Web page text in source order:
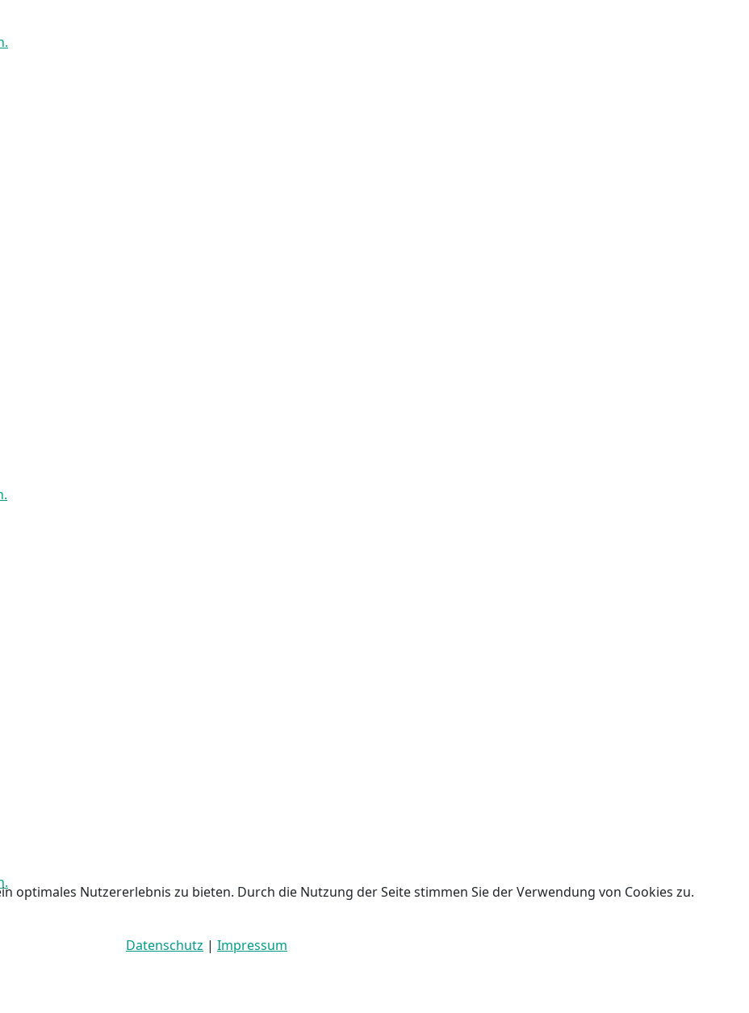
optimales Nutzererlebnis zu bieten. Durch die Nutzung der Seite stimmen Sie der Verwendung von Cookies zu.
Datenschutz | Impressum